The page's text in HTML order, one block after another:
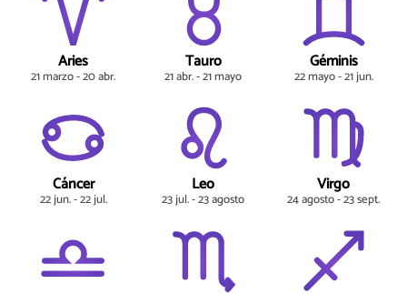
Aries
21 marzo - 20 abr.
Tauro
21 abr. - 21 mayo
Géminis
22 mayo - 21 jun.
Cáncer
22 jun. - 22 jul.
Leo
23 jul. - 23 agosto
Virgo
24 agosto - 23 sept.